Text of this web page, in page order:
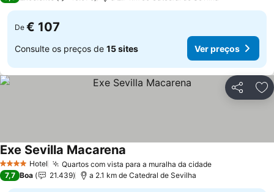
De € 107
Consulte os preços de 15 sites Ver preços
Partilhar
4 EstrelasHotel Quartos com vista para a muralha da cidade
Exe Sevilla Macarena
7,7 Boa 21.439 a 2.1 km de Catedral de Sevilha